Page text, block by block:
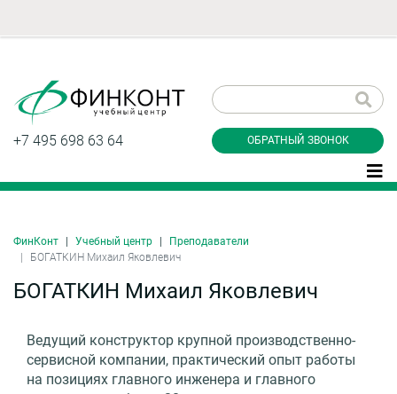
+7 495 698 63 64 ОБРАТНЫЙ ЗВОНОК
ФинКонт Учебный центр
Преподаватели
БОГАТКИН Михаил Яковлевич
БОГАТКИН Михаил Яковлевич
Ведущий конструктор крупной производственно-
сервисной компании, практический опыт работы
на позициях главного инженера и главного
звонок
Даю согласие на обработку персональных
данные и соглашаюсь с
конфиденциальности
Заказать